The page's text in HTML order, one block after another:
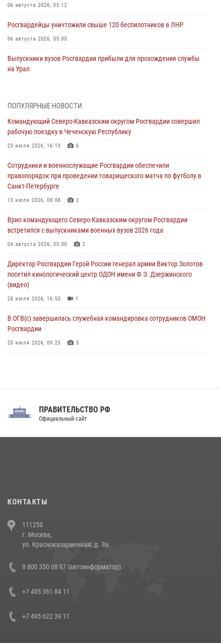
06 августа 2026, 05:12
Росгвардейцы уничтожили свыше 120 беспилотников в ЛНР
06 августа 2026, 05:00
Выпускники вузов Росгвардии прибыли для прохождения службы
на Урал
Росгвардейцы проверили работу ЧОП в детских оздоровительных
05 августа 2026, 14:44
На Северном Кавказе росгвардейцы приняли участие в
05 августа 2026, 14:30
При содействии спецназа Росгвардии задержаны подозреваемые в
организации незаконной миграции в Подмосковье (видео)
В Великом Новгороде СОБР Росгвардии оказал содействие в
задержании подозреваемых в причинении имущественного ущерба
ПОПУЛЯРНЫЕ НОВОСТИ
Командующий Северо-Кавказским округом Росгвардии совершил
рабочую поездку в Чеченскую Республику
23 июля 2026, 16:10 6
Сотрудники и военнослужащие Росгвардии обеспечили
правопорядок при проведении товарищеского матча по футболу в
Санкт-Петербурге
13 июля 2026, 08:08 2
Врио командующего Северо-Кавказским округом Росгвардии
встретился с выпускниками военных вузов 2026 года
04 августа 2026, 05:00 2
Директор Росгвардии Герой России генерал армии Виктор Золотов
посетил кинологический центр ОДОН имени Ф.Э. Дзержинского
(видео)
28 июля 2026, 16:50 1
В ОГВ(с) завершилась служебная командировка сотрудников ОМОН
Росгвардии
20 июля 2026, 09:25 3
Праздник «Один день с Росгвардией» к 105-летию Центрального
напавших на бригаду скорой помощи (видео)
14 июля 2026, 12:20
В Росгвардии прошла военно-научная конференция по обобщению
боевого опыта
ПРАВИТЕЛЬСТВО РФ
Официальный сайт
КОНТАКТЫ
111250
г. Москва,
ул. Красноказарменная, д. 9а
8 800 350 08 97 (автоинформатор)
+7 495 361 84 11
+7 495 622 39 11